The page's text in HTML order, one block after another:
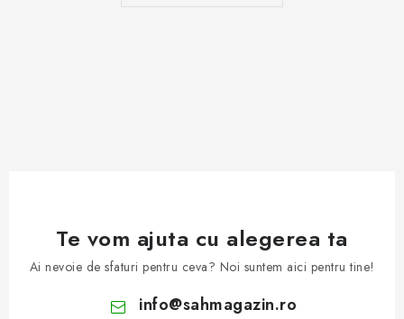
Te vom ajuta cu alegerea ta
Ai nevoie de sfaturi pentru ceva? Noi suntem aici pentru tine!
info@sahmagazin.ro